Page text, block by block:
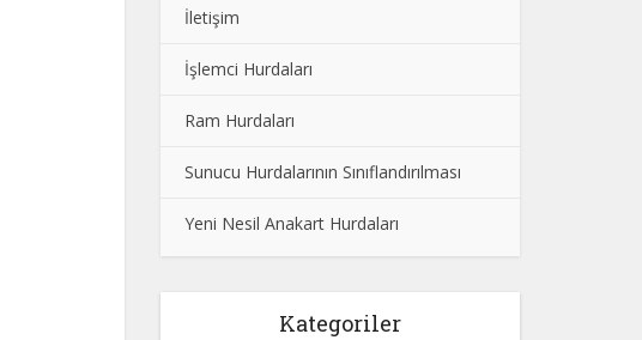
İletişim
İşlemci Hurdaları
Ram Hurdaları
Sunucu Hurdalarının Sınıflandırılması
Yeni Nesil Anakart Hurdaları
Kategoriler